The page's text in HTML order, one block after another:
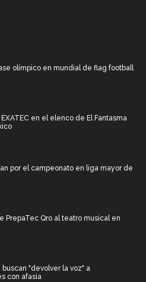
olímpico en mundial de flag football
en el elenco de El Fantasma
por el campeonato en liga mayor de
PrepaTec Qro al teatro musical en
"devolver la voz" a
con afasia